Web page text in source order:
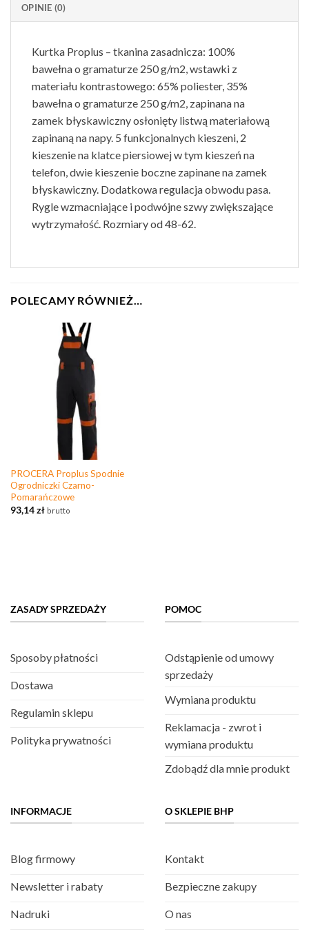
OPINIE (0)
Kurtka Proplus – tkanina zasadnicza: 100%
bawełna o gramaturze 250 g/m2, wstawki z
materiału kontrastowego: 65% poliester, 35%
bawełna o gramaturze 250 g/m2, zapinana na
zamek błyskawiczny osłonięty listwą materiałową
zapinaną na napy. 5 funkcjonalnych kieszeni, 2
kieszenie na klatce piersiowej w tym kieszeń na
telefon, dwie kieszenie boczne zapinane na zamek
błyskawiczny. Dodatkowa regulacja obwodu pasa.
Rygle wzmacniające i podwójne szwy zwiększające
wytrzymałość. Rozmiary od 48-62.
POLECAMY RÓWNIEŻ…
PROCERA Proplus Spodnie
Ogrodniczki Czarno-
Pomarańczowe
93,14zł brutto
ZASADY SPRZEDAŻY
Sposoby płatności
Dostawa
Regulamin sklepu
Polityka prywatności
POMOC
Odstąpienie od umowy
sprzedaży
Wymiana produktu
Reklamacja - zwrot i
wymiana produktu
Zdobądź dla mnie produkt
INFORMACJE
Blog firmowy
Newsletter i rabaty
Nadruki
O SKLEPIE BHP
Kontakt
Bezpieczne zakupy
O nas